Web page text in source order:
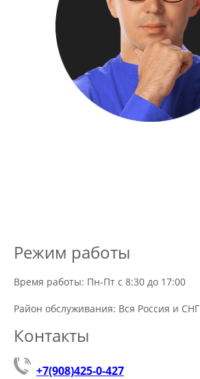
Режим работы
Время работы: Пн-Пт с 8:30 до 17:00
Район обслуживания: Вся Россия и СНГ
Контакты
+7(908)425-0-427